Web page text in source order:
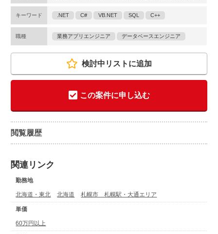
キーワード .NET C# VB.NET SQL C++
職種 業務アプリエンジニア データベースエンジニア
検討中リストに追加
この案件に申し込む
閲覧履歴
関連リンク
勤務地
北海道・東北 北海道 札幌市 札幌駅・大通エリア
単価
60万円以上